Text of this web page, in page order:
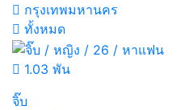
กรุงเทพมหานคร
ทั้งหมด
1.03 พัน
จิ๊บ